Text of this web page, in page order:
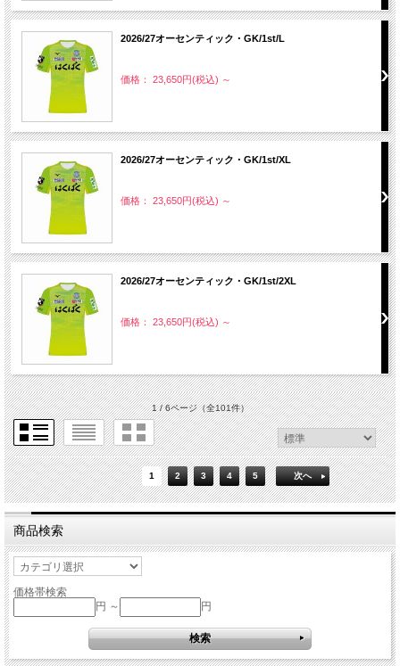
2026/27オーセンティック・GK/1st/L
価格： 23,650円(税込) ～
2026/27オーセンティック・GK/1st/XL
価格： 23,650円(税込) ～
2026/27オーセンティック・GK/1st/2XL
価格： 23,650円(税込) ～
1 / 6ページ（全101件）
1 2 3 4 5 次へ
商品検索
価格帯検索
円 ～
円